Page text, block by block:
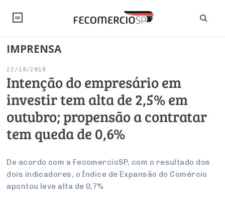
NOTÍCIAS
Artigos
Institucional
Debates Fecomercio-SP
PROJETOS ESPECIAIS:
UM BRASIL
Economia
Pesquisas
Brasil
Internacional
Modernização do Estado
Empresas
Arbitragem e Mediação
Varejo
Sustentabilidade
PESQUISAS
Sobre
CONSELHOS
IMPRENSA
22/10/2018
Intenção do empresário em
investir tem alta de 2,5% em
outubro; propensão a contratar
tem queda de 0,6%
De acordo com a FecomercioSP, com o resultado dos
dois indicadores, o Índice de Expansão do Comércio
apontou leve alta de 0,7%